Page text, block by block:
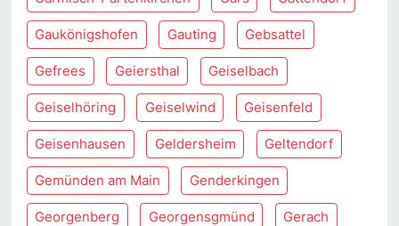
Gaukönigshofen Gauting Gebsattel
Gefrees Geiersthal Geiselbach
Geiselhöring Geiselwind Geisenfeld
Geisenhausen Geldersheim Geltendorf
Gemünden am Main Genderkingen
Georgenberg Georgensgmünd Gerach